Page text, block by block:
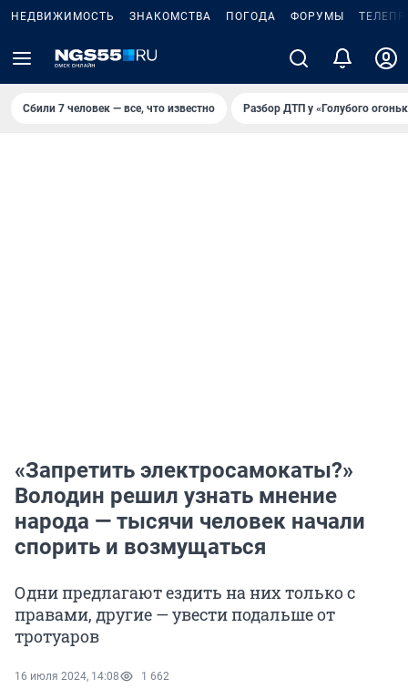
НЕДВИЖИМОСТЬ ЗНАКОМСТВА ПОГОДА ФОРУМЫ
Сбили 7 человек — все, что известно Разбор ДТП у «Голубого
«Запретить электросамокаты?»
Володин решил узнать мнение
народа — тысячи человек начали
спорить и возмущаться
Одни предлагают ездить на них только с
правами, другие — увести подальше от
тротуаров
16 июля 2024, 14:08 1 662